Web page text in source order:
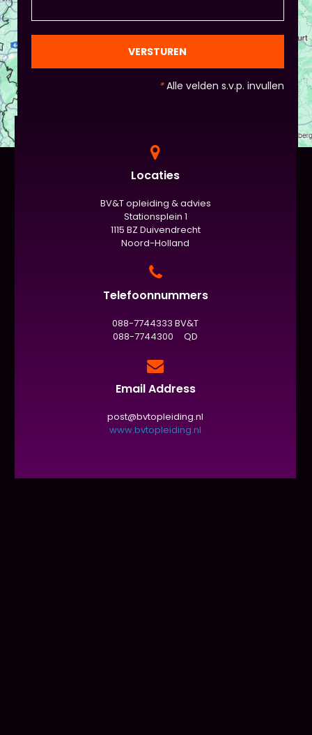
en die van Piet en vervolgens de deelnemers:
gezien de eindpresentaties van 5 minuten de
officiële/vaste werkvorm zijn. Voor beginners is het
nog met spiekbriefje). - Vergeet het
evaluatieformulier niet :)
VERSTUREN
*Alle velden s.v.p. invullen
Locaties
BV&T opleiding & advies
Stationsplein 1
1115 BZ Duivendrecht
Noord-Holland
Telefoonnummers
088-7744333 BV&T
088-7744300 QD
Email Address
post@bvtopleiding.nl
www.bvtopleiding.nl